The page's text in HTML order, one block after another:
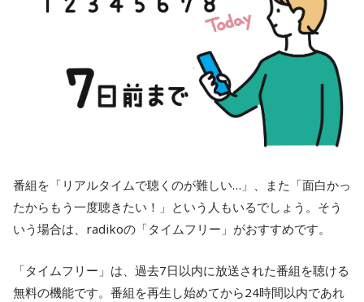
番組を「リアルタイムで聴くのが難しい…」、また「面白かっ
たからもう一度聴きたい！」という人もいるでしょう。そう
いう場合は、radikoの「タイムフリー」がおすすめです。
「タイムフリー」は、過去7日以内に放送された番組を聴ける
無料の機能です。番組を再生し始めてから24時間以内であれ